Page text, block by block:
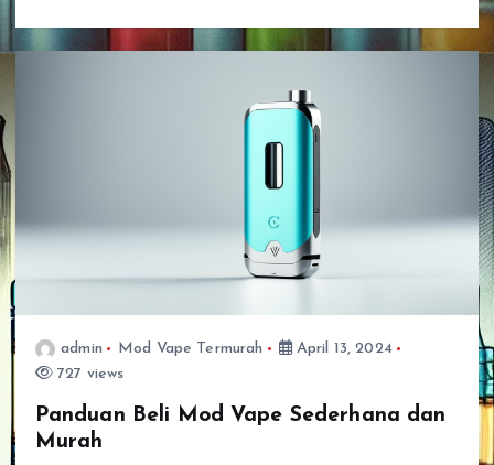
admin Mod Vape Termurah
April 13, 2024
727 views
Panduan Beli Mod Vape Sederhana dan
Murah